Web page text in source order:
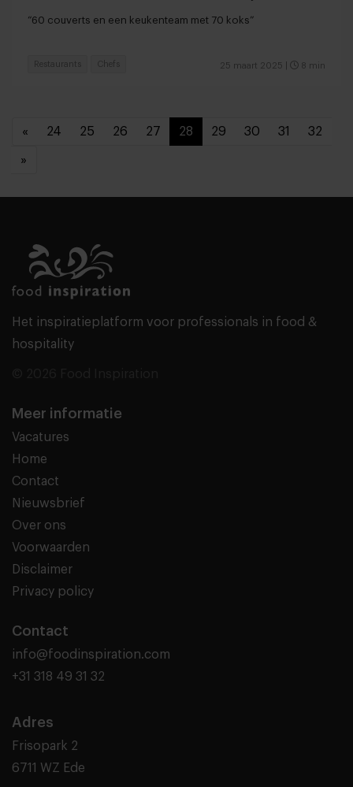
“60 couverts en een keukenteam met 70 koks”
25 maart 2025 8 min
Restaurants Chefs
« 24 25 26 27 28 29 30 31 32
»
Het inspiratieplatform voor professionals in food &
hospitality
Meer informatie
Vacatures
Home
Contact
Nieuwsbrief
Over ons
Voorwaarden
Disclaimer
Privacy policy
Contact
info@foodinspiration.com
+31 318 49 31 32
Adres
Frisopark 2
6711 WZ Ede